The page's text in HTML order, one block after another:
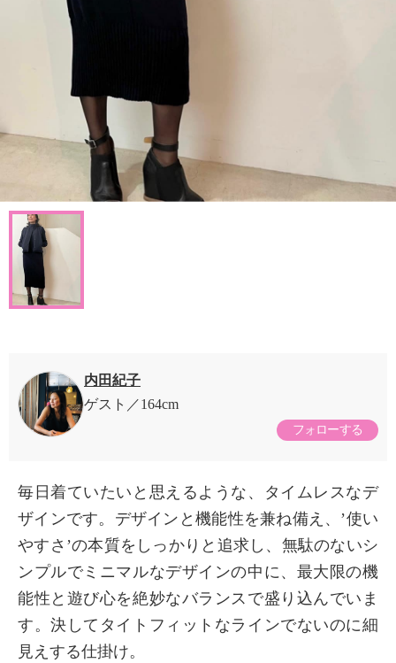
内田紀子
ゲスト
164cm
フォローする
毎日着ていたいと思えるような、タイムレスなデ
ザインです。デザインと機能性を兼ね備え、’使い
やすさ’の本質をしっかりと追求し、無駄のないシ
ンプルでミニマルなデザインの中に、最大限の機
能性と遊び心を絶妙なバランスで盛り込んでいま
す。決してタイトフィットなラインでないのに細
見えする仕掛け。